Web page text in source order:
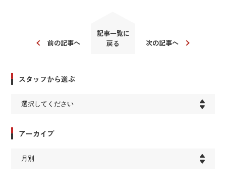
前の記事へ
記事一覧に
戻る
次の記事へ
スタッフから選ぶ
アーカイブ